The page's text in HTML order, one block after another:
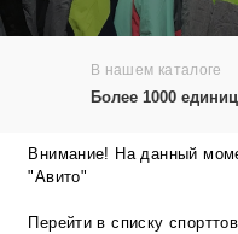
В нашем каталоге
Более 1000
Внимание! На данный
"Авито"
Перейти в списку